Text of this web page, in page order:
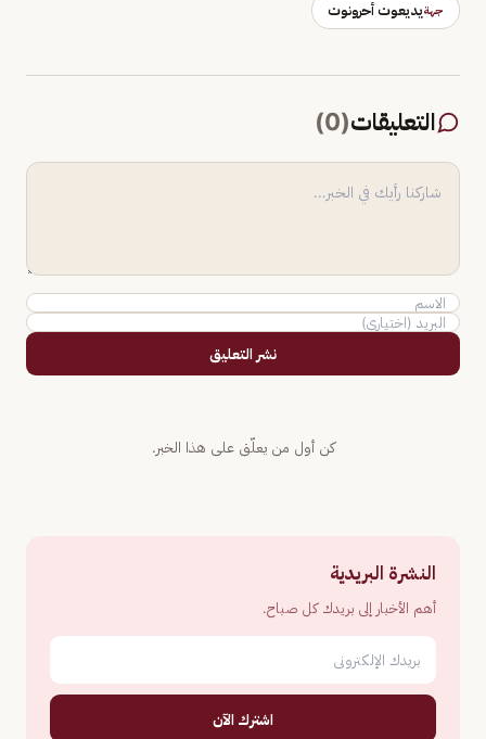
جهةيديعوت أحرونوت
التعليقات(
0
)
نشر التعليق
كن أول من يعلّق على هذا الخبر.
النشرة البريدية
أهم الأخبار إلى بريدك كل صباح.
اشترك الآن